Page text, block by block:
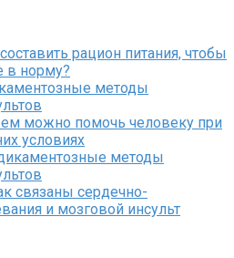
рацион питания, чтобы
в норму?
методы
можно помочь человеку при
условиях
методы
связаны сердечно-
и мозговой инсульт